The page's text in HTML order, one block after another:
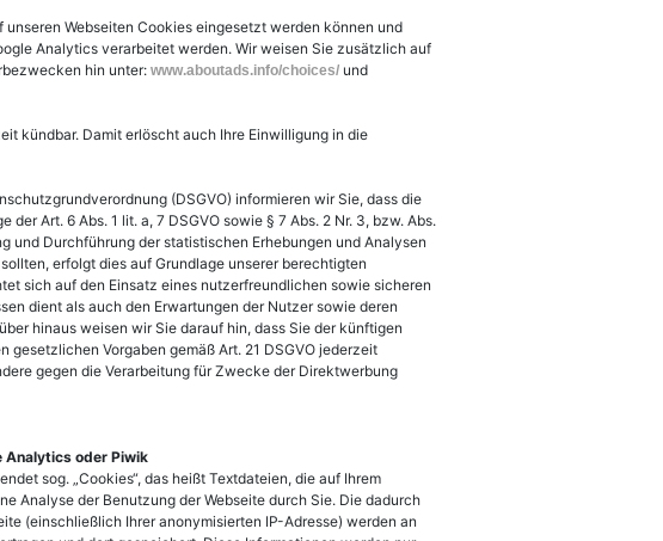
Webseiten Cookies eingesetzt werden können und
Analytics verarbeitet werden. Wir weisen Sie zusätzlich auf
hin unter: www.aboutads.info/choices/und
kündbar. Damit erlöscht auch Ihre Einwilligung in die
(DSGVO) informieren wir Sie, dass die
Art. 6 Abs. 1 lit. a, 7 DSGVO sowie § 7 Abs. 2 Nr. 3, bzw. Abs.
und Durchführung der statistischen Erhebungen und Analysen
erfolgt dies auf Grundlage unserer berechtigten
sich auf den Einsatz eines nutzerfreundlichen sowie sicheren
dient als auch den Erwartungen der Nutzer sowie deren
hinaus weisen wir Sie darauf hin, dass Sie der künftigen
Vorgaben gemäß Art. 21 DSGVO jederzeit
gegen die Verarbeitung für Zwecke der Direktwerbung
Analytics oder Piwik
sog. „Cookies“, das heißt Textdateien, die auf Ihrem
Analyse der Benutzung der Webseite durch Sie. Die dadurch
(einschließlich Ihrer anonymisierten IP-Adresse) werden an